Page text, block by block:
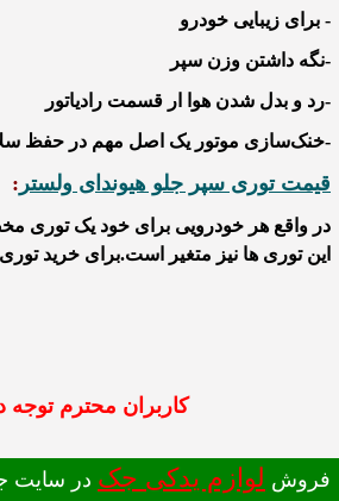
- برای زیبایی خودرو
-نگه داشتن وزن سپر
-رد و بدل شدن هوا ار قسمت رادیاتور
-خنک‌سازی موتور یک اصل مهم در حفظ
قیمت توری سپر جلو هیوندای ولستر :
در واقع هر خودرویی برای خود یک توری
این توری ها نیز متغیر است.برای خرید
کاربران محترم توجه
فروش لوازم یدکی جک در سایت